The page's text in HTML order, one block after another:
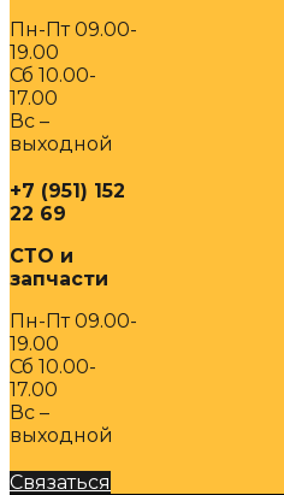
Пн-Пт 09.00-
19.00
Сб 10.00-
17.00
Вс –
выходной
+7 (951) 152
22 69
СТО и
запчасти
Пн-Пт 09.00-
19.00
Сб 10.00-
17.00
Вс –
выходной
Связаться